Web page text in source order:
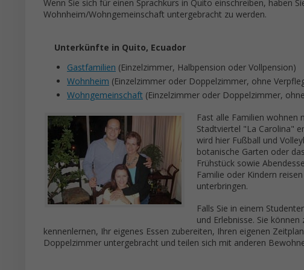
Wenn Sie sich für einen Sprachkurs in Quito einschreiben, haben
Wohnheim/Wohngemeinschaft untergebracht zu werden.
Unterkünfte in Quito, Ecuador
Gastfamilien (Einzelzimmer, Halbpension oder Vollpension)
Wohnheim (Einzelzimmer oder Doppelzimmer, ohne
Wohngemeinschaft (Einzelzimmer oder Doppelzimmer,
Fast alle Familien wohnen
Stadtviertel "La Carolina"
wird hier Fußball und
botanische Garten oder
Frühstück sowie
Familie oder Kindern
unterbringen.
Falls Sie in einem
und Erlebnisse. Sie
kennenlernen, Ihr eigenes Essen zubereiten, Ihren eigenen
Doppelzimmer untergebracht und teilen sich mit anderen